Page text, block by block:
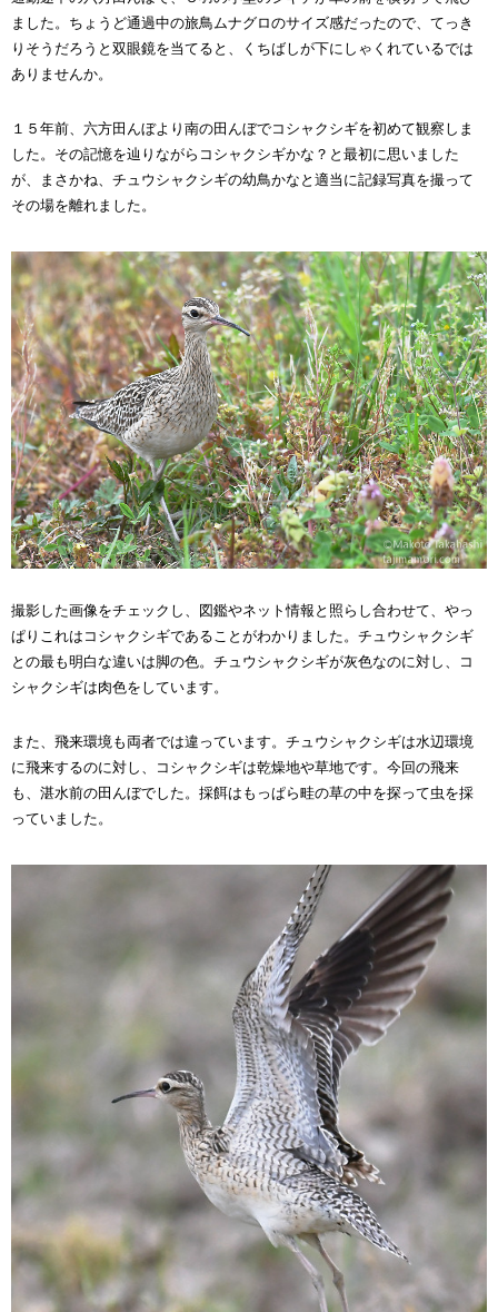
ました。ちょうど通過中の旅鳥ムナグロのサイズ感だったので、てっき
りそうだろうと双眼鏡を当てると、くちばしが下にしゃくれているでは
ありませんか。
１５年前、六方田んぼより南の田んぼでコシャクシギを初めて観察しま
した。その記憶を辿りながらコシャクシギかな？と最初に思いました
が、まさかね、チュウシャクシギの幼鳥かなと適当に記録写真を撮って
その場を離れました。
撮影した画像をチェックし、図鑑やネット情報と照らし合わせて、やっ
ぱりこれはコシャクシギであることがわかりました。チュウシャクシギ
との最も明白な違いは脚の色。チュウシャクシギが灰色なのに対し、コ
シャクシギは肉色をしています。
また、飛来環境も両者では違っています。チュウシャクシギは水辺環境
に飛来するのに対し、コシャクシギは乾燥地や草地です。今回の飛来
も、湛水前の田んぼでした。採餌はもっぱら畦の草の中を探って虫を採
っていました。